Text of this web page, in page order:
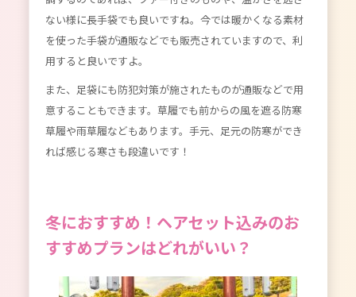
ない様に長手袋でも良いですね。今では暖かくなる素材
を使った手袋が通販などでも販売されていますので、利
用すると良いですよ。
また、足袋にも防犯対策が施されたものが通販などで用
意することもできます。草履でも前からの風を遮る防寒
草履や雨草履などもあります。手元、足元の防寒ができ
れば感じる寒さも段違いです！
冬におすすめ！ヘアセット込みのお
すすめプランはどれがいい？